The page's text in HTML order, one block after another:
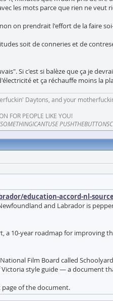
les mots parce que rien ne
on prendrait l'effort de la faire
soit de conneries et de
Si c'est si balèze que ça je
et ça réchauffe moins la
Daytons, and your
FOR PEOPLE LIKE YOU!
education-accord-nl-
and Labrador is
a 10-year roadmap for
Film Board called
style guide — a document
of the document.